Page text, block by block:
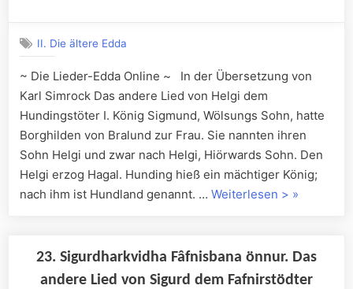
II. Die ältere Edda
~ Die Lieder-Edda Online ~ In der Übersetzung von
Karl Simrock Das andere Lied von Helgi dem
Hundingstöter I. König Sigmund, Wölsungs Sohn, hatte
Borghilden von Bralund zur Frau. Sie nannten ihren
Sohn Helgi und zwar nach Helgi, Hiörwards Sohn. Den
Helgi erzog Hagal. Hunding hieß ein mächtiger König;
nach ihm ist Hundland genannt. … Weiterlesen > „Das
von
Helgi
»
23. Sigurdharkvidha Fâfnisbana önnur. Das
andere Lied von Sigurd dem Fafnirstödter